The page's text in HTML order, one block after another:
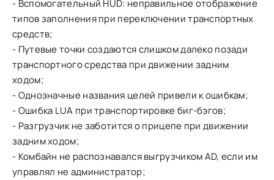
- Вспомогательный HUD: неправильное отображение
типов заполнения при переключении транспортных
средств;
- Путевые точки создаются слишком далеко позади
транспортного средства при движении задним
ходом;
- Однозначные названия целей привели к ошибкам;
- Ошибка LUA при транспортировке биг-бэгов;
- Разгрузчик не заботится о прицепе при движении
задним ходом;
- Комбайн не распознавался выгрузчиком AD, если им
управлял не администратор;